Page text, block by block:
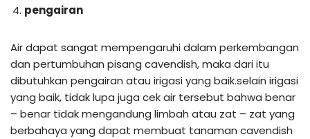
pengairan
Air dapat sangat mempengaruhi dalam perkembangan
dan pertumbuhan pisang cavendish, maka dari itu
dibutuhkan pengairan atau irigasi yang baik.selain irigasi
yang baik, tidak lupa juga cek air tersebut bahwa benar
– benar tidak mengandung limbah atau zat – zat yang
berbahaya yang dapat membuat tanaman cavendish